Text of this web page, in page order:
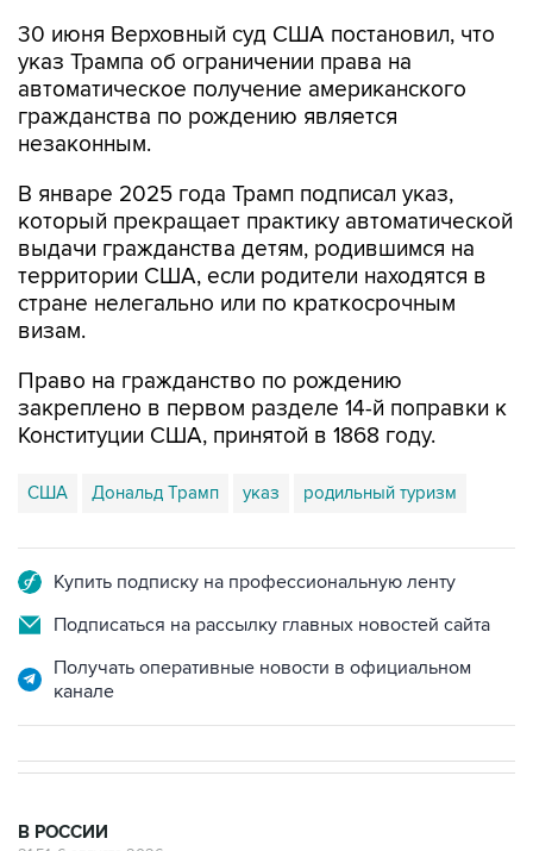
30 июня Верховный суд США постановил, что
указ Трампа об ограничении права на
автоматическое получение американского
гражданства по рождению является
незаконным.
В январе 2025 года Трамп подписал указ,
который прекращает практику автоматической
выдачи гражданства детям, родившимся на
территории США, если родители находятся в
стране нелегально или по краткосрочным
визам.
Право на гражданство по рождению
закреплено в первом разделе 14-й поправки к
Конституции США, принятой в 1868 году.
США Дональд Трамп указ родильный туризм
Купить подписку на профессиональную ленту
Подписаться на рассылку главных новостей сайта
Получать оперативные новости в официальном
канале
В РОССИИ